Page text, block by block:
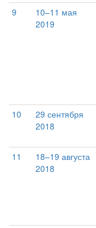
9
10–11 мая
2019
10
29 сентября
2018
11
18–19 августа
2018